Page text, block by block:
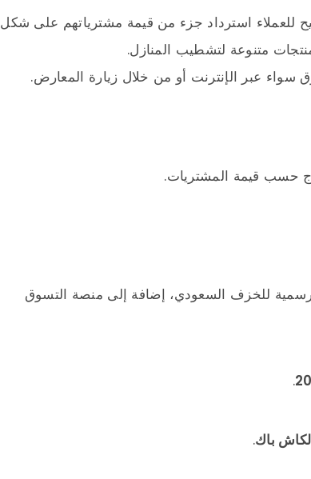
للعملاء استرداد جزء من قيمة مشترياتهم على
متنوعة لتشطيب المنازل.
سواء عبر الإنترنت أو من خلال زيارة المعارض.
حسب قيمة المشتريات.
للخزف السعودي، إضافة إلى منصة التسوق
.
باك.